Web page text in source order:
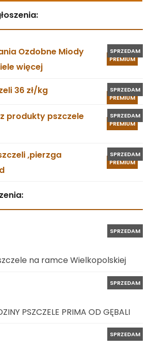
PREMIUM
SPRZEDAM
Ozdobne Miody
więcej
PREMIUM
SPRZEDAM
36 zł/kg
PREMIUM
SPRZEDAM
produkty pszczele
PREMIUM
SPRZEDAM
,pierzga
SPRZEDAM
na ramce Wielkopolskiej
SPRZEDAM
PSZCZELE PRIMA OD GĘBALI
SPRZEDAM